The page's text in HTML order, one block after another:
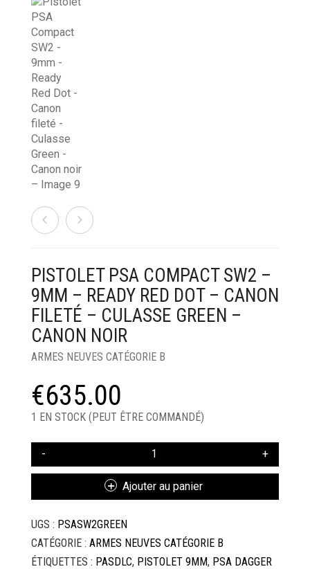
MUNITIONS & RECHARGEMENT
RADIOCOMMUNICATION PROS ET LOISIRS
PRODUITS D’ENTRETIEN & DROGUERIE
OPTIQUES DE TIR
PISTOLET PSA COMPACT SW2 –
9MM – READY RED DOT – CANON
FILETÉ – CULASSE GREEN –
CANON NOIR
ARMES NEUVES CATÉGORIE B
€635.00
1 EN STOCK (PEUT ÊTRE COMMANDÉ)
DE
SW2
-
9MM
Ajouter au panier
UGS : PSASW2GREEN
CATÉGORIE : ARMES NEUVES CATÉGORIE B
ÉTIQUETTES : PASDLC, PISTOLET 9MM, PSA DAGGER